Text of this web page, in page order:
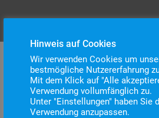
Hinweis auf Cookies
Wir verwenden Cookies um
bestmögliche Nutzererfahrung
Mit dem Klick auf "Alle
Verwendung vollumfänglich zu.
Unter "Einstellungen" haben Sie
Verwendung anzupassen.